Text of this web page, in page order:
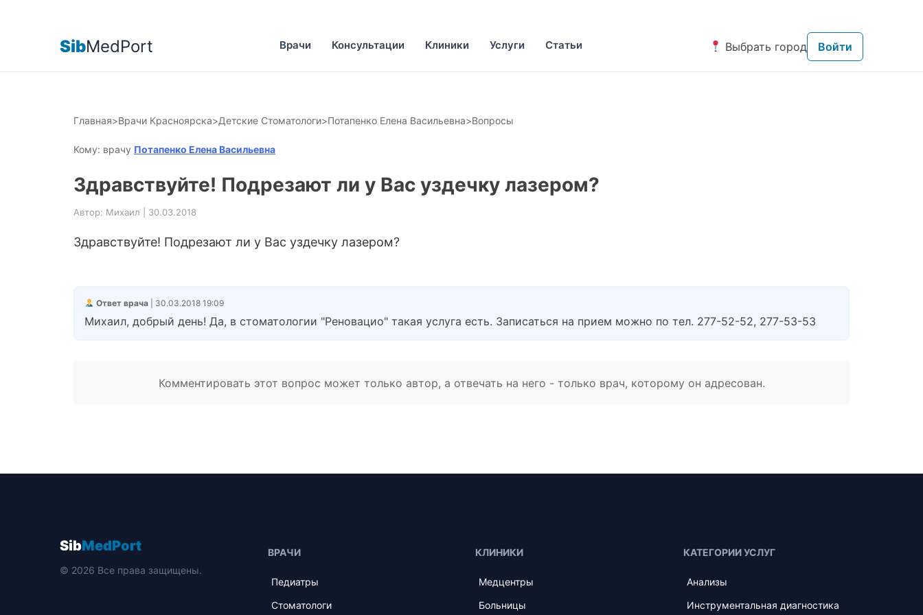
SibMedPort Врачи Консультации Клиники Услуги Статьи Выбрать город Войти
Главная>Врачи Красноярска>Детские Стоматологи>Потапенко Елена Васильевна>Вопросы
Кому: врачу Потапенко Елена Васильевна
Здравствуйте! Подрезают ли у Вас уздечку лазером?
Автор: Михаил | 30.03.2018
Здравствуйте! Подрезают ли у Вас уздечку лазером?
Ответ врача| 30.03.2018 19:09
Михаил, добрый день! Да, в стоматологии "Реновацио" такая услуга есть. Записаться на прием можно по тел. 277-52-52, 277-53-53
Комментировать этот вопрос может только автор, а отвечать на него - только врач, которому он адресован.
SibMedPort
© 2026 Все права защищены.
ВРАЧИ
Педиатры
Стоматологи
КЛИНИКИ
Медцентры
Больницы
КАТЕГОРИИ УСЛУГ
Анализы
Инструментальная диагностика